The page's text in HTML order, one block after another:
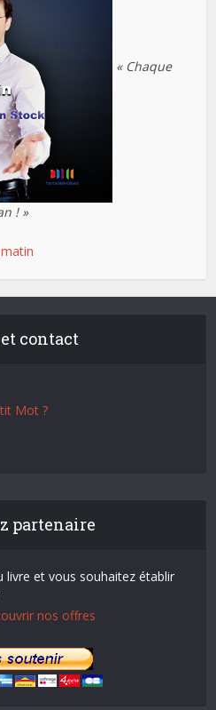
« Chaque
! »
contact
Mot ?
partenaire
livre et vous souhaitez établir
nos offres